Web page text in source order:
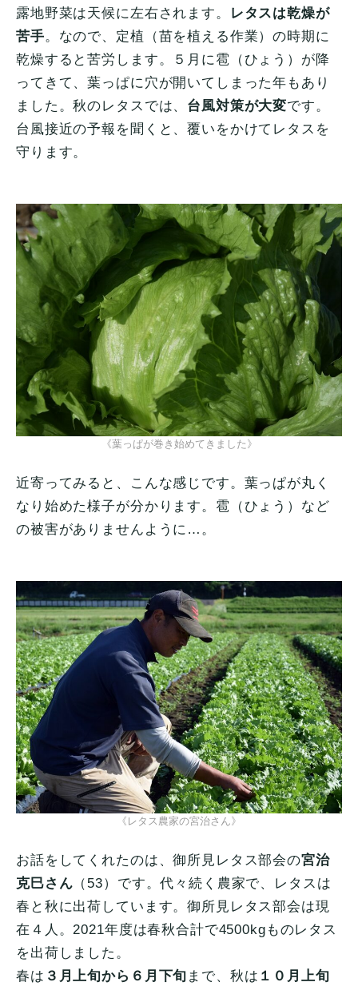
露地野菜は天候に左右されます。
レタスは乾燥が
苦手。なので、定植（苗を植える作業）の時期に
乾燥すると苦労します。５月に雹（ひょう）が降
ってきて、葉っぱに穴が開いてしまった年もあり
ました。秋のレタスでは、 台風対策が大変です。
台風接近の予報を聞くと、覆いをかけてレタスを
守ります。
《葉っぱが巻き始めてきました》
近寄ってみると、こんな感じです。葉っぱが丸く
なり始めた様子が分かります。雹（ひょう）など
の被害がありませんように…。
《レタス農家の宮治さん》
お話をしてくれたのは、御所見レタス部会の宮治
克巳さん （53）です。代々続く農家で、レタスは
春と秋に出荷しています。御所見レタス部会は現
在４人。2021年度は春秋合計で4500kgものレタス
を出荷しました。
春は ３月上旬から６月下旬 まで、秋は １０月上旬